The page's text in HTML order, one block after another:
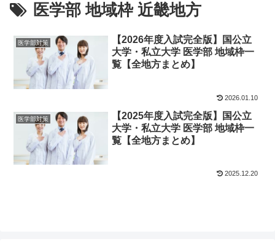
医学部 地域枠 近畿地方
医学部対策
【2026年度入試完全版】国公立
大学・私立大学 医学部 地域枠一
覧【全地方まとめ】
2026.01.10
医学部対策
【2025年度入試完全版】国公立
大学・私立大学 医学部 地域枠一
覧【全地方まとめ】
2025.12.20